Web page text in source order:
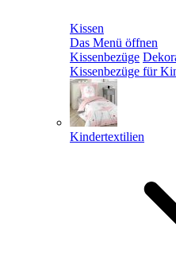
Kissen
Das Menü öffnen
Kissenbezüge
Kissenbezüge für
Kindertextilien